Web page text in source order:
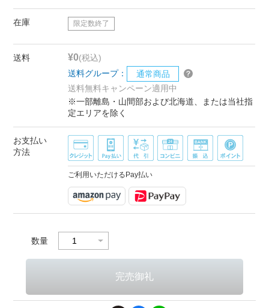
在庫 限定数終了
送料 ¥0(税込)
送料グループ：
通常商品
送料無料キャンペーン適用中
※一部離島・山間部および北海道、または当社指
定エリアを除く
お支払い
方法
ご利用いただけるPay払い
数量